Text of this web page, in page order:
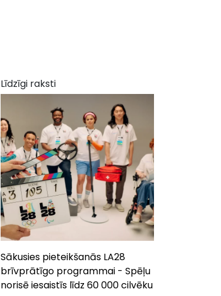
Līdzīgi raksti
Sākusies pieteikšanās LA28
brīvprātīgo programmai - Spēļu
norisē iesaistīs līdz 60 000 cilvēku